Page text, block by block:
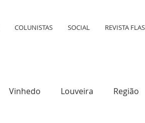
COLUNISTAS SOCIAL REVISTA
Vinhedo Louveira Região